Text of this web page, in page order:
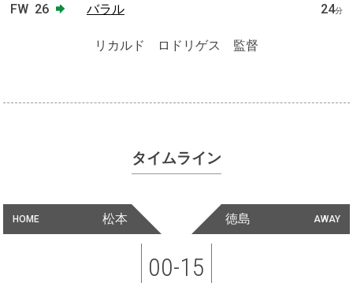
FW 26 バラル 24分
リカルド ロドリゲス 監督
タイムライン
HOME 松本 AWAY
徳島
00-15